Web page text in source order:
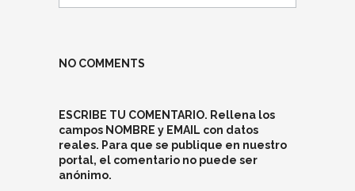
NO COMMENTS
ESCRIBE TU COMENTARIO. Rellena los
campos NOMBRE y EMAIL con datos
reales. Para que se publique en nuestro
portal, el comentario no puede ser
anónimo.